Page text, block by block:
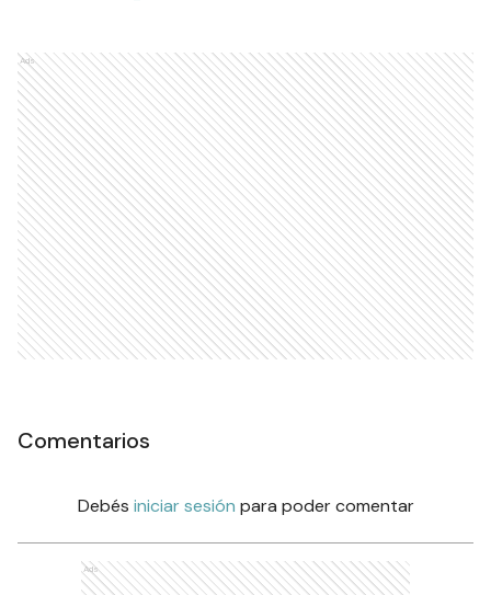
Ads
Comentarios
Debés iniciar sesión para poder comentar
Ads